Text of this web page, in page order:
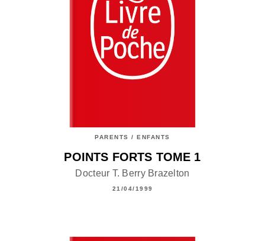
PARENTS / ENFANTS
POINTS FORTS TOME 1
Docteur T. Berry Brazelton
21/04/1999